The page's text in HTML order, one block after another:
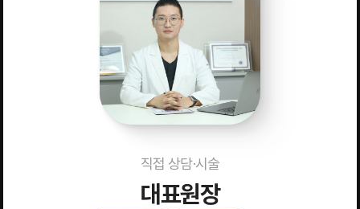
직접 상담·시술
대표원장